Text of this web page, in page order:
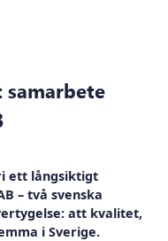
samarbete
ett långsiktigt
– två svenska
att kvalitet,
i Sverige.